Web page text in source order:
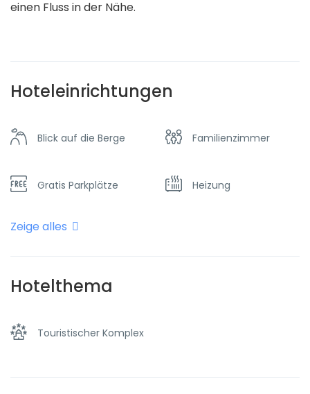
einen Fluss in der Nähe.
Hoteleinrichtungen
Blick auf die Berge Familienzimmer
Gratis Parkplätze Heizung
In den Wäldern
Parken
Zeige alles
Hotelthema
Touristischer Komplex